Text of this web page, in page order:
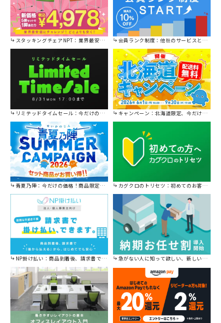
スタッキングチェアNPT：業界最安値に挑戦！ 会員ランク制度：他社のサービスと比較してください。
リミテッドタイムセール：今だけの限定セール。 キャンペーン：北海道限定、今だけ送料無料！
青夏乃陣：今だけの価格！商品限定セール開催中です。 カグクロのトリセツ：初めてのお客様はこちら。
NP掛け払い：商品到着後、請求書で後から払えます。 急がない人に知って欲しい、新しい割引を始めました。